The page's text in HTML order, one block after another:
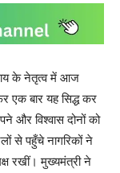
के नेतृत्व में आज
एक बार यह सिद्ध कर
और विश्वास दोनों को
से पहुँचे नागरिकों ने
रखीं। मुख्यमंत्री ने